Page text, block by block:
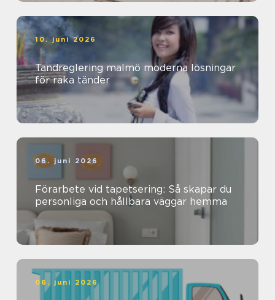
10. juni 2026
Tandreglering malmö moderna lösningar
för raka tänder
06. juni 2026
Förarbete vid tapetsering: Så skapar du
personliga och hållbara väggar hemma
06. juni 2026